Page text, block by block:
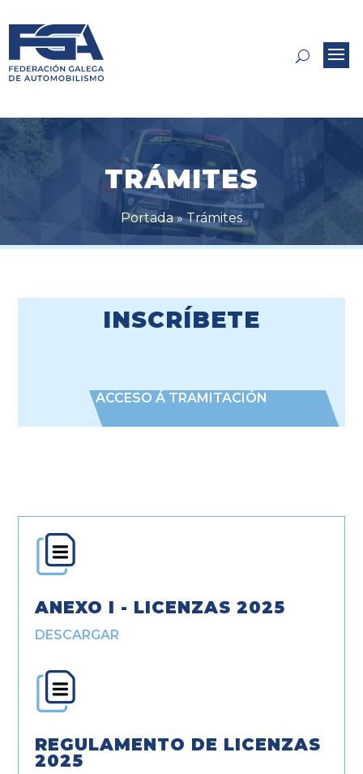
TRÁMITES
Portada»Trámites
INSCRÍBETE
ACCESO Á TRAMITACIÓN
ANEXO I - LICENZAS 2025
DESCARGAR
REGULAMENTO DE LICENZAS
2025